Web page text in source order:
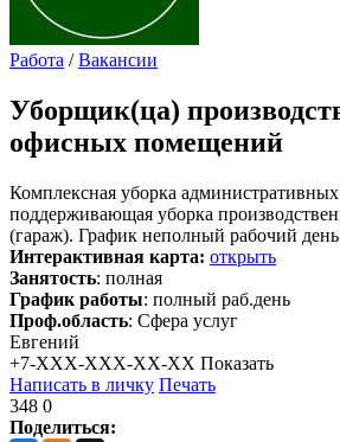
Работа /Вакансии
Уборщик(ца)
офисных помещений
Комплексная уборка
поддерживающая уборка
(гараж). График неполный рабочий день
Интерактивная карта: открыть
Занятость: полная
График работы: полный раб.день
Проф.область: Сфера услуг
Евгений
+7-XXX-XXX-XX-XX Показать
Написать в личку Печать
348 0
Поделиться: